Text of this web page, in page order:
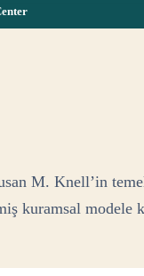
M. Knell’in
kuramsal modele